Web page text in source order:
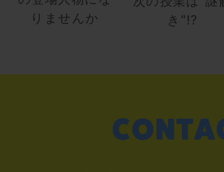
りませんか
き”!?